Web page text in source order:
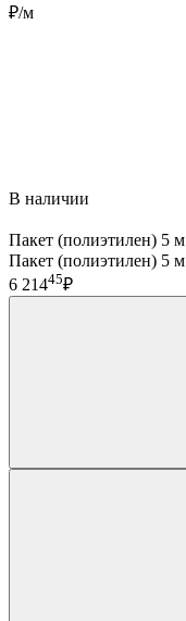
₽/м
В наличии
Пакет (полиэтилен) 5
Пакет (полиэтилен) 5 м
6 21445₽